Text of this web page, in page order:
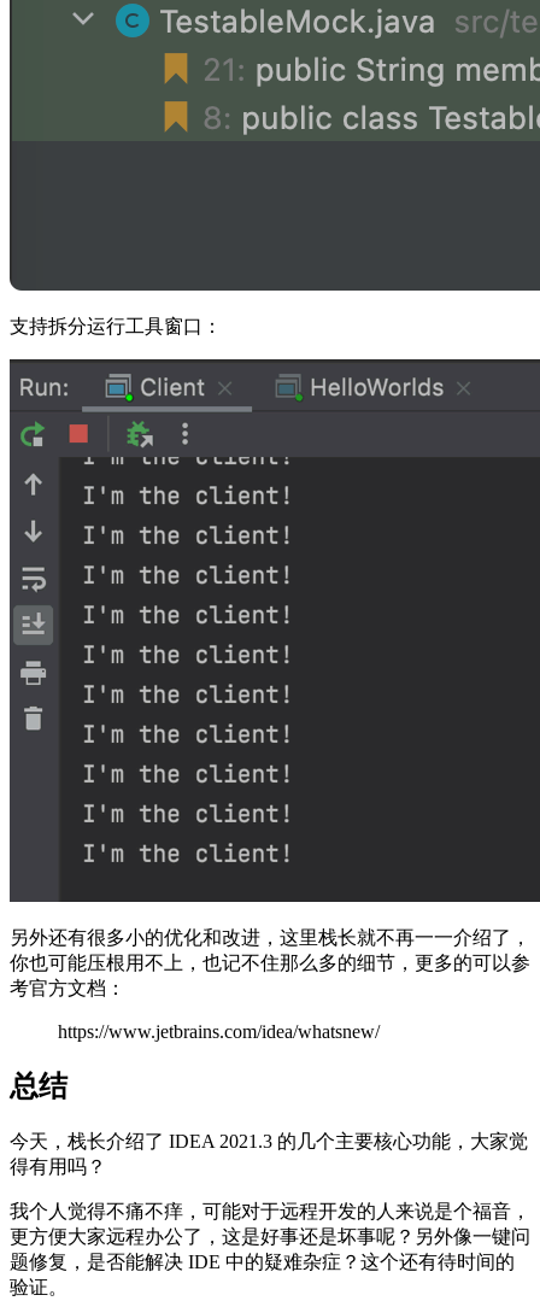
支持拆分运行工具窗口：
另外还有很多小的优化和改进，这里栈长就不再一一介绍了，
你也可能压根用不上，也记不住那么多的细节，更多的可以参
考官方文档：
https://www.jetbrains.com/idea/whatsnew/
总结
今天，栈长介绍了 IDEA 2021.3 的几个主要核心功能，大家觉
得有用吗？
我个人觉得不痛不痒，可能对于远程开发的人来说是个福音，
更方便大家远程办公了，这是好事还是坏事呢？另外像一键问
题修复，是否能解决 IDE 中的疑难杂症？这个还有待时间的
验证。